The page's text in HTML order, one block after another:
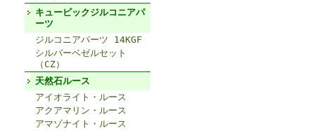
キュービックジルコニアパ
ーツ
ジルコニアパーツ 14KGF
シルバーベゼルセット
（CZ）
天然石ルース
アイオライト・ルース
アクアマリン・ルース
アマゾナイト・ルース